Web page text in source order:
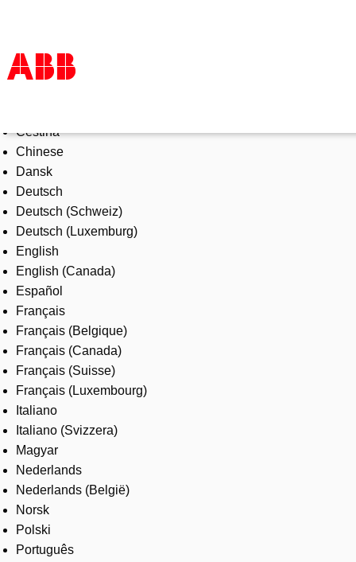
Products & Solutions
Industries
Services
About us
Where to buy
Contact us
Careers
Čeština
Chinese
Dansk
Deutsch
Deutsch (Schweiz)
Deutsch (Luxemburg)
English
English (Canada)
Español
Français
Français (Belgique)
Français (Canada)
Français (Suisse)
Français (Luxembourg)
Italiano
Italiano (Svizzera)
Magyar
Nederlands
Nederlands (België)
Norsk
Polski
Português